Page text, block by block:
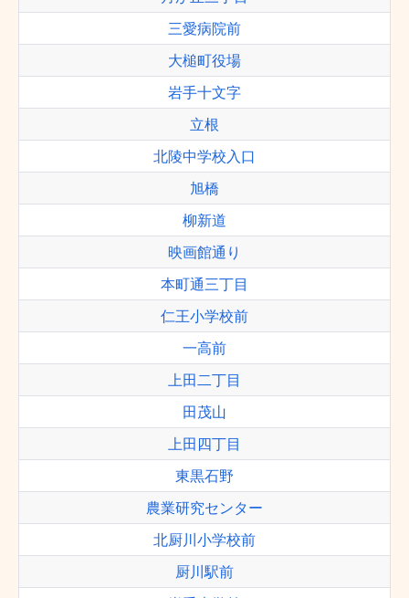
三愛病院前
大槌町役場
岩手十文字
立根
北陵中学校入口
旭橋
柳新道
映画館通り
本町通三丁目
仁王小学校前
一高前
上田二丁目
田茂山
上田四丁目
東黒石野
農業研究センター
北厨川小学校前
厨川駅前